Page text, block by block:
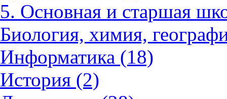
5. Основная и старшая
Биология, химия,
Информатика (18)
История (2)